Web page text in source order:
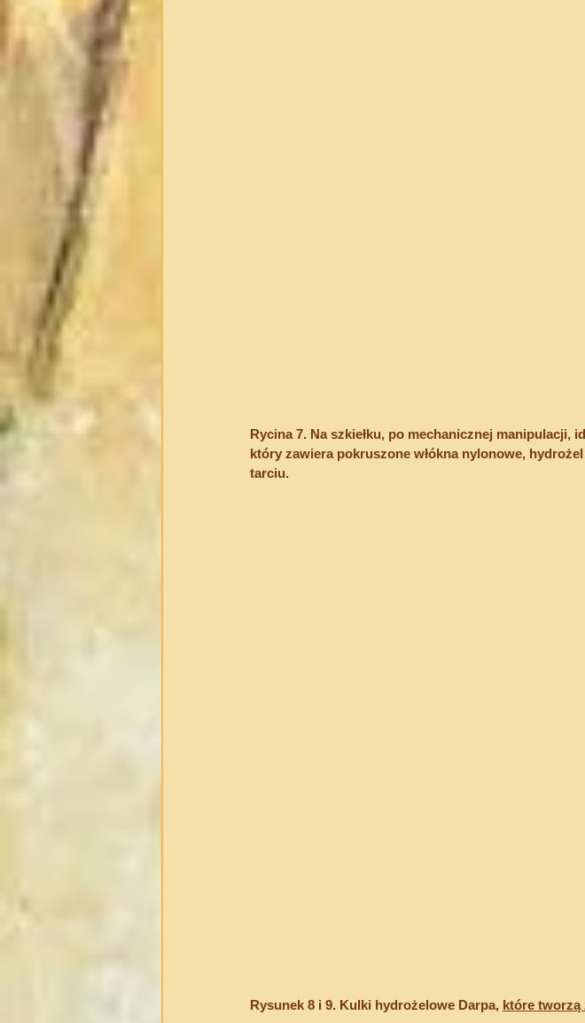
Rycina 7. Na szkiełku, po mechanicznej manipulacji,
który zawiera pokruszone włókna nylonowe,
tarciu.
Rysunek 8 i 9. Kulki hydrożelowe Darpa, które tworzą